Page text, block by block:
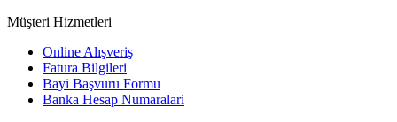
Müşteri Hizmetleri
Online Alışveriş
Fatura Bilgileri
Bayi Başvuru Formu
Banka Hesap Numaralari